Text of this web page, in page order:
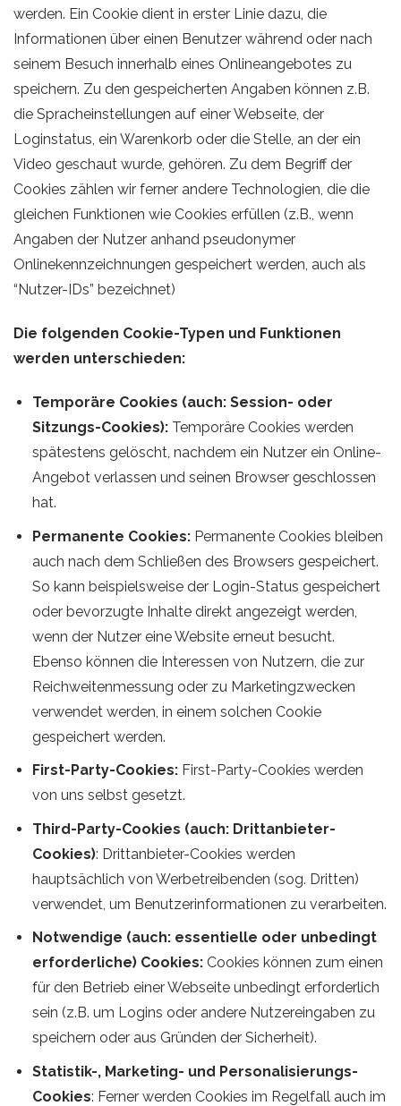
werden. Ein Cookie dient in erster Linie dazu, die
Informationen über einen Benutzer während oder nach
seinem Besuch innerhalb eines Onlineangebotes zu
speichern. Zu den gespeicherten Angaben können z.B.
die Spracheinstellungen auf einer Webseite, der
Loginstatus, ein Warenkorb oder die Stelle, an der ein
Video geschaut wurde, gehören. Zu dem Begriff der
Cookies zählen wir ferner andere Technologien, die die
gleichen Funktionen wie Cookies erfüllen (z.B., wenn
Angaben der Nutzer anhand pseudonymer
Onlinekennzeichnungen gespeichert werden, auch als
“Nutzer-IDs” bezeichnet)
Die folgenden Cookie-Typen und Funktionen
werden unterschieden:
Temporäre Cookies (auch: Session- oder
Sitzungs-Cookies):Temporäre Cookies werden
spätestens gelöscht, nachdem ein Nutzer ein Online-
Angebot verlassen und seinen Browser geschlossen
hat.
Permanente Cookies:Permanente Cookies bleiben
auch nach dem Schließen des Browsers gespeichert.
So kann beispielsweise der Login-Status gespeichert
oder bevorzugte Inhalte direkt angezeigt werden,
wenn der Nutzer eine Website erneut besucht.
Ebenso können die Interessen von Nutzern, die zur
Reichweitenmessung oder zu Marketingzwecken
verwendet werden, in einem solchen Cookie
gespeichert werden.
First-Party-Cookies:First-Party-Cookies werden
von uns selbst gesetzt.
Third-Party-Cookies (auch: Drittanbieter-
Cookies): Drittanbieter-Cookies werden
hauptsächlich von Werbetreibenden (sog. Dritten)
verwendet, um Benutzerinformationen zu verarbeiten.
Notwendige (auch: essentielle oder unbedingt
erforderliche) Cookies:Cookies können zum einen
für den Betrieb einer Webseite unbedingt erforderlich
sein (z.B. um Logins oder andere Nutzereingaben zu
speichern oder aus Gründen der Sicherheit).
Statistik-, Marketing- und Personalisierungs-
Cookies: Ferner werden Cookies im Regelfall auch im